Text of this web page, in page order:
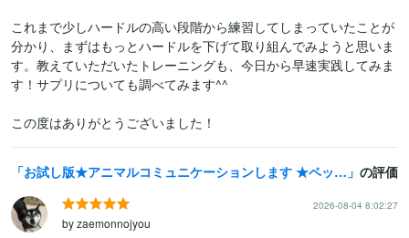
これまで少しハードルの高い段階から練習してしまっていたことが
分かり、まずはもっとハードルを下げて取り組んでみようと思いま
す。教えていただいたトレーニングも、今日から早速実践してみま
す！サプリについても調べてみます^^
お試し版★アニマルコミュニケーションします ★ペットの気持ちをやさしくお伝えします の評価
2026-08-04 8:02:27
by zaemonnojyou